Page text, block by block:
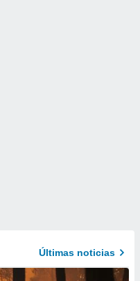
Últimas noticias